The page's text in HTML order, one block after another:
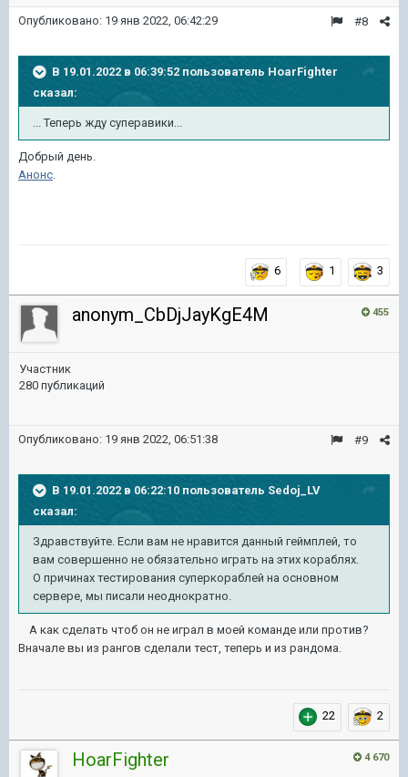
#8
Опубликовано: 19 янв 2022, 06:42:29
В 19.01.2022 в 06:39:52 пользователь HoarFighter
сказал:
... Теперь жду суперавики...
Добрый день.
Анонс.
6 1 3
455
anonym_CbDjJayKgE4M
Участник
280 публикаций
#9
Опубликовано: 19 янв 2022, 06:51:38
В 19.01.2022 в 06:22:10 пользователь Sedoj_LV
сказал:
Здравствуйте. Если вам не нравится данный геймплей, то
вам совершенно не обязательно играть на этих кораблях.
О причинах тестирования суперкораблей на основном
сервере, мы писали неоднократно.
А как сделать чтоб он не играл в моей команде или против?
Вначале вы из рангов сделали тест, теперь и из рандома.
22 2
4 670
HoarFighter